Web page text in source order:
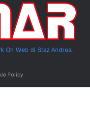
On Web di Staz Andrea.
Policy